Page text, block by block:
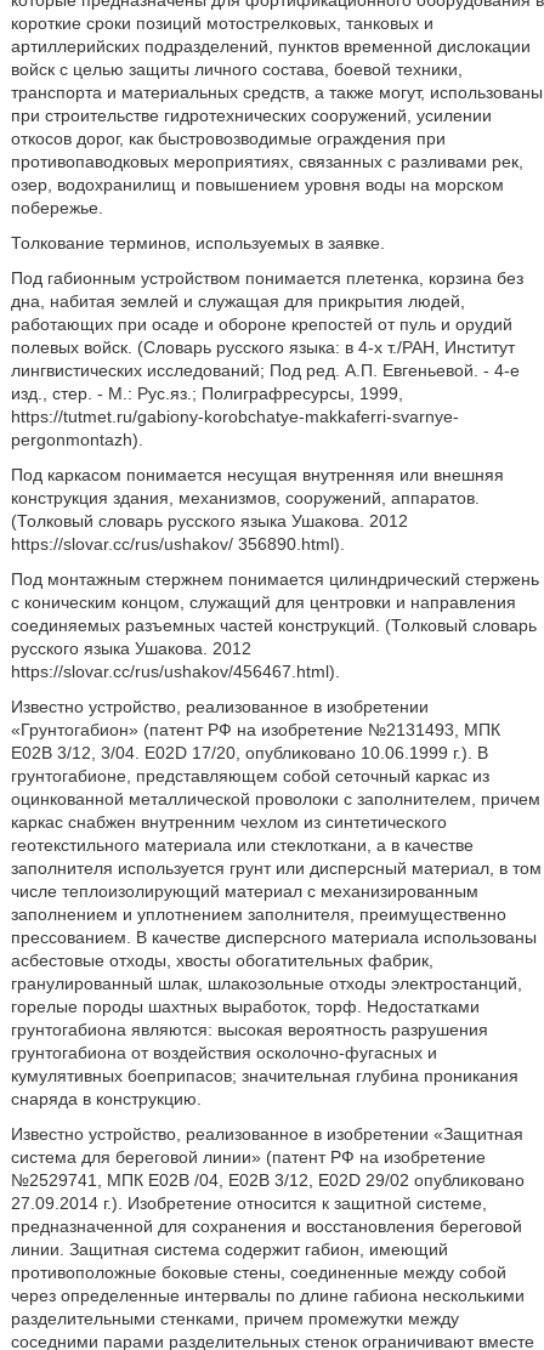
короткие сроки позиций мотострелковых, танковых и
артиллерийских подразделений, пунктов временной дислокации
войск с целью защиты личного состава, боевой техники,
транспорта и материальных средств, а также могут, использованы
при строительстве гидротехнических сооружений, усилении
откосов дорог, как быстровозводимые ограждения при
противопаводковых мероприятиях, связанных с разливами рек,
озер, водохранилищ и повышением уровня воды на морском
побережье.
Толкование терминов, используемых в заявке.
Под габионным устройством понимается плетенка, корзина без
дна, набитая землей и служащая для прикрытия людей,
работающих при осаде и обороне крепостей от пуль и орудий
полевых войск. (Словарь русского языка: в 4-х т./РАН, Институт
лингвистических исследований; Под ред. А.П. Евгеньевой. - 4-е
изд., стер. - М.: Рус.яз.; Полиграфресурсы, 1999,
https://tutmet.ru/gabiony-korobchatye-makkaferri-svarnye-
pergonmontazh).
Под каркасом понимается несущая внутренняя или внешняя
конструкция здания, механизмов, сооружений, аппаратов.
(Толковый словарь русского языка Ушакова. 2012
https://slovar.cc/rus/ushakov/ 356890.html).
Под монтажным стержнем понимается цилиндрический стержень
с коническим концом, служащий для центровки и направления
соединяемых разъемных частей конструкций. (Толковый словарь
русского языка Ушакова. 2012
https://slovar.cc/rus/ushakov/456467.html).
Известно устройство, реализованное в изобретении
«Грунтогабион» (патент РФ на изобретение №2131493, МПК
Е02В 3/12, 3/04. E02D 17/20, опубликовано 10.06.1999 г.). В
грунтогабионе, представляющем собой сеточный каркас из
оцинкованной металлической проволоки с заполнителем, причем
каркас снабжен внутренним чехлом из синтетического
геотекстильного материала или стеклоткани, а в качестве
заполнителя используется грунт или дисперсный материал, в том
числе теплоизолирующий материал с механизированным
заполнением и уплотнением заполнителя, преимущественно
прессованием. В качестве дисперсного материала использованы
асбестовые отходы, хвосты обогатительных фабрик,
гранулированный шлак, шлакозольные отходы электростанций,
горелые породы шахтных выработок, торф. Недостатками
грунтогабиона являются: высокая вероятность разрушения
грунтогабиона от воздействия осколочно-фугасных и
кумулятивных боеприпасов; значительная глубина проникания
снаряда в конструкцию.
Известно устройство, реализованное в изобретении «Защитная
система для береговой линии» (патент РФ на изобретение
№2529741, МПК Е02В /04, Е02В 3/12, E02D 29/02 опубликовано
27.09.2014 г.). Изобретение относится к защитной системе,
предназначенной для сохранения и восстановления береговой
линии. Защитная система содержит габион, имеющий
противоположные боковые стены, соединенные между собой
через определенные интервалы по длине габиона несколькими
разделительными стенками, причем промежутки между
соседними парами разделительных стенок ограничивают вместе